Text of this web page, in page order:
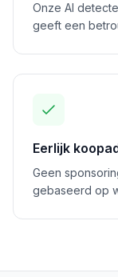
Onze AI
geeft een
Eerlijk
Geen
gebaseerd op